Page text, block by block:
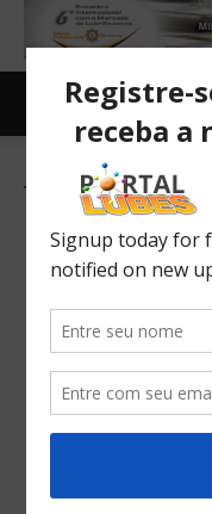
Tag:
lubrificantes